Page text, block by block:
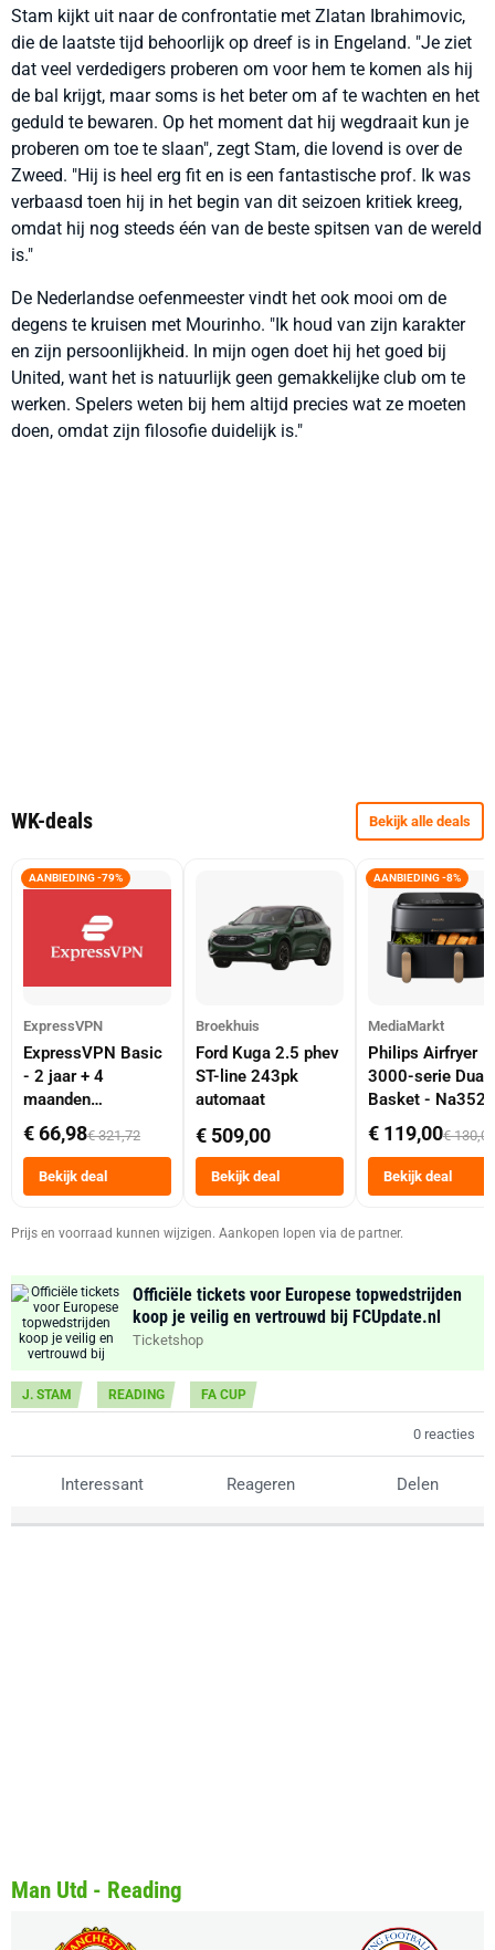
Stam kijkt uit naar de confrontatie met Zlatan Ibrahimovic,
die de laatste tijd behoorlijk op dreef is in Engeland. "Je ziet
dat veel verdedigers proberen om voor hem te komen als hij
de bal krijgt, maar soms is het beter om af te wachten en het
geduld te bewaren. Op het moment dat hij wegdraait kun je
proberen om toe te slaan", zegt Stam, die lovend is over de
Zweed. "Hij is heel erg fit en is een fantastische prof. Ik was
verbaasd toen hij in het begin van dit seizoen kritiek kreeg,
omdat hij nog steeds één van de beste spitsen van de wereld
is."
De Nederlandse oefenmeester vindt het ook mooi om de
degens te kruisen met Mourinho. "Ik houd van zijn karakter
en zijn persoonlijkheid. In mijn ogen doet hij het goed bij
United, want het is natuurlijk geen gemakkelijke club om te
werken. Spelers weten bij hem altijd precies wat ze moeten
doen, omdat zijn filosofie duidelijk is."
WK-deals Bekijk alle deals
AANBIEDING -79%
ExpressVPN
ExpressVPN Basic
- 2 jaar + 4
maanden
abonnement
€ 66,98€ 321,72
Bekijk deal
Broekhuis
Ford Kuga 2.5 phev
ST-line 243pk
automaat
€ 509,00
Bekijk deal
AANBIEDING -8%
MediaMarkt
Philips Airfryer
3000-serie Dual
Basket -
Dubbele Mand 9
Tot 6 Personen
Heteluchtfriteuse
Zwart
€ 119,00€ 130,00
Bekijk deal
Prijs en voorraad kunnen wijzigen. Aankopen lopen via de partner.
Officiële tickets voor Europese topwedstrijden
koop je veilig en vertrouwd bij FCUpdate.nl
Ticketshop
J. STAM READING FA CUP
0 reacties
Interessant Reageren Delen
Man Utd - Reading